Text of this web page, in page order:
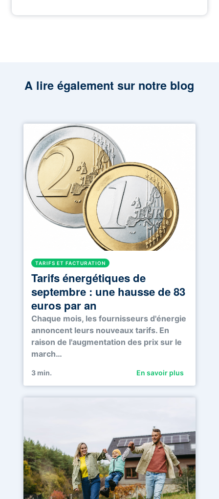
A lire également sur notre blog
TARIFS ET FACTURATION
Tarifs énergétiques de
septembre : une hausse de 83
euros par an
Chaque mois, les fournisseurs d'énergie
annoncent leurs nouveaux tarifs. En
raison de l'augmentation des prix sur le
march…
3 min. En savoir plus